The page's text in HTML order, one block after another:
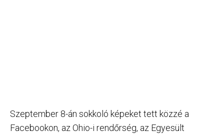
Szeptember 8-án sokkoló képeket tett közzé a
Facebookon, az Ohio-i rendőrség, az Egyesült